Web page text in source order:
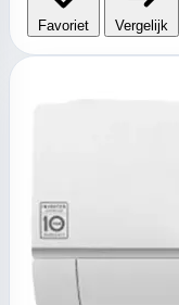
Favoriet Vergelijk